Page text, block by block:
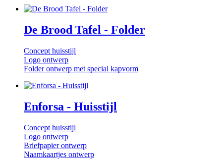
De Brood Tafel - Folder
Concept huisstijl
Logo ontwerp
Folder ontwerp met special kapvorm
Enforsa - Huisstijl
Concept huisstijl
Logo ontwerp
Briefpapier ontwerp
Naamkaartjes ontwerp